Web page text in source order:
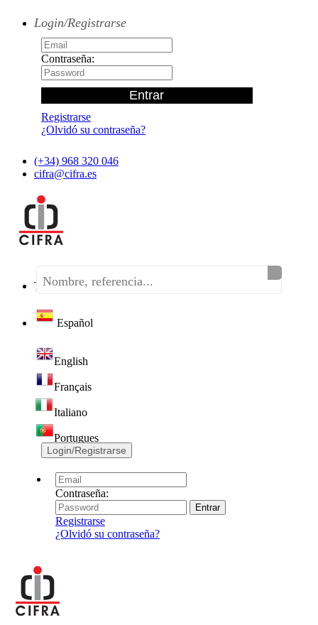
Login/Registrarse
Contraseña:
Registrarse
¿Olvidó su contraseña?
(+34) 968 320 046
cifra@cifra.es
Teléfono:(+34) 968 320 046
Español
English
Français
Italiano
Portugues
Login/Registrarse
Contraseña:
Registrarse
¿Olvidó su contraseña?